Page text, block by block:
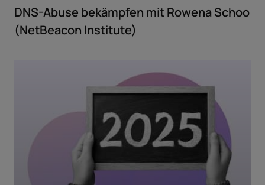
DNS-Abuse bekämpfen mit Rowena Schoo
(NetBeacon Institute)